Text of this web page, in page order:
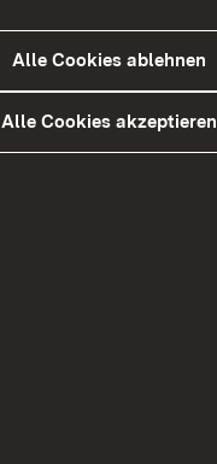
Alle Cookies ablehnen
Alle Cookies akzeptieren